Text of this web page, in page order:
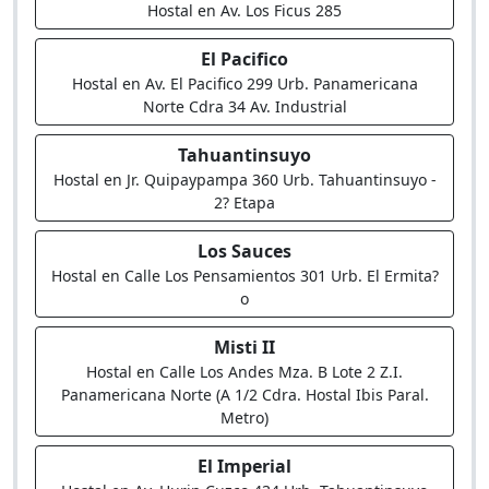
Hostal en Av. Los Ficus 285
El Pacifico
Hostal en Av. El Pacifico 299 Urb. Panamericana
Norte Cdra 34 Av. Industrial
Tahuantinsuyo
Hostal en Jr. Quipaypampa 360 Urb. Tahuantinsuyo -
2? Etapa
Los Sauces
Hostal en Calle Los Pensamientos 301 Urb. El Ermita?
o
Misti II
Hostal en Calle Los Andes Mza. B Lote 2 Z.I.
Panamericana Norte (A 1/2 Cdra. Hostal Ibis Paral.
Metro)
El Imperial